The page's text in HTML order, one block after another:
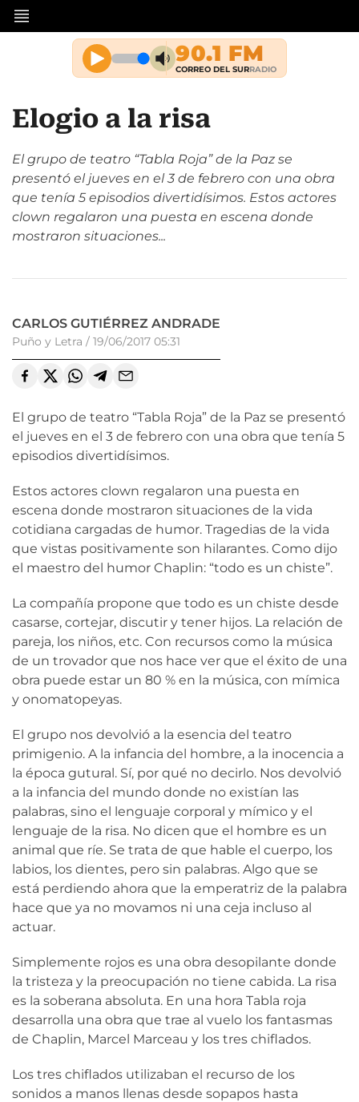
Elogio a la risa
El grupo de teatro “Tabla Roja” de la Paz se
presentó el jueves en el 3 de febrero con una obra
que tenía 5 episodios divertidísimos. Estos actores
clown regalaron una puesta en escena donde
mostraron situaciones...
CARLOS GUTIÉRREZ ANDRADE
Puño y Letra / 19/06/2017 05:31
El grupo de teatro “Tabla Roja” de la Paz se presentó
el jueves en el 3 de febrero con una obra que tenía 5
episodios divertidísimos.
Estos actores clown regalaron una puesta en
escena donde mostraron situaciones de la vida
cotidiana cargadas de humor. Tragedias de la vida
que vistas positivamente son hilarantes. Como dijo
el maestro del humor Chaplin: “todo es un chiste”.
La compañía propone que todo es un chiste desde
casarse, cortejar, discutir y tener hijos. La relación de
pareja, los niños, etc. Con recursos como la música
de un trovador que nos hace ver que el éxito de una
obra puede estar un 80 % en la música, con mímica
y onomatopeyas.
El grupo nos devolvió a la esencia del teatro
primigenio. A la infancia del hombre, a la inocencia a
la época gutural. Sí, por qué no decirlo. Nos devolvió
a la infancia del mundo donde no existían las
palabras, sino el lenguaje corporal y mímico y el
lenguaje de la risa. No dicen que el hombre es un
animal que ríe. Se trata de que hable el cuerpo, los
labios, los dientes, pero sin palabras. Algo que se
está perdiendo ahora que la emperatriz de la palabra
hace que ya no movamos ni una ceja incluso al
actuar.
Simplemente rojos es una obra desopilante donde
la tristeza y la preocupación no tiene cabida. La risa
es la soberana absoluta. En una hora Tabla roja
desarrolla una obra que trae al vuelo los fantasmas
de Chaplin, Marcel Marceau y los tres chiflados.
Los tres chiflados utilizaban el recurso de los
sonidos a manos llenas desde sopapos hasta